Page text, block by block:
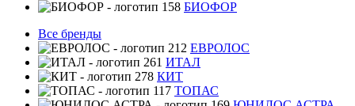
БИОФОР
Все бренды
ЕВРОЛОС
ИТАЛ
КИТ
ТОПАС